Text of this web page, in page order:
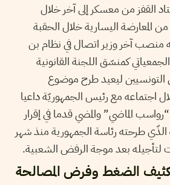
القفز من معسكر إلى آخر خلال
المعارضة اليسارية خلال الحقبة
منصب آخر وزير اتصال في نظام بن
كمنسّق اللجنة القانونية
التونسيين ليعيد طرح موضوع
اجتماعه مع رئيس الجمهوريّة داعيا
الماضي” والمضي قدما في إقرار
طرحته رئاسة الجمهورية منذ شهر
الضغط وفرض المصالحة